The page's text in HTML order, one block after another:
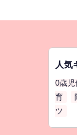
人気
0歳児
育
ツ